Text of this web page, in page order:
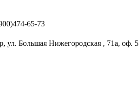
65-73
ул. Большая Нижегородская , 71а, оф. 5